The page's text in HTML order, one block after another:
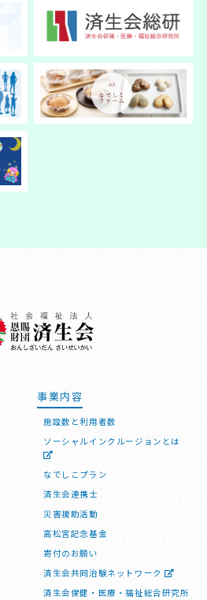
事業内容
施設数と利用者数
ソーシャルインクルージョンとは
なでしこプラン
済生会連携士
災害援助活動
高松宮記念基金
寄付のお願い
済生会共同治験ネットワーク
済生会保健・医療・福祉総合研究所